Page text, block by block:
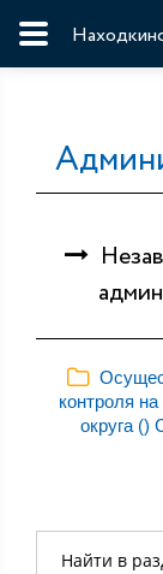
контроля на
округа ()